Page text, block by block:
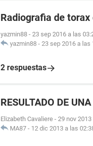
Radiografia de
yazmin88 - 23 sep 2016 a las
yazmin88 - 23 sep 2016 a las
2 respuestas
RESULTADO DE
Elizabeth Cavaliere - 29 nov
MA87 - 12 dic 2013 a las